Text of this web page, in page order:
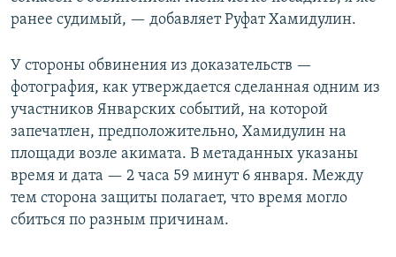
ранее судимый, — добавляет Руфат Хамидулин.
У стороны обвинения из доказательств —
фотография, как утверждается сделанная одним из
участников Январских событий, на которой
запечатлен, предположительно, Хамидулин на
площади возле акимата. В метаданных указаны
время и дата — 2 часа 59 минут 6 января. Между
тем сторона защиты полагает, что время могло
сбиться по разным причинам.